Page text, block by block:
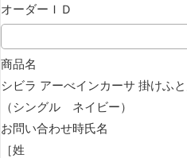
オーダーＩＤ
商品名
シビラ アーべインカーサ 掛けふ
（シングル ネイビー）
お問い合わせ時氏名
［姓